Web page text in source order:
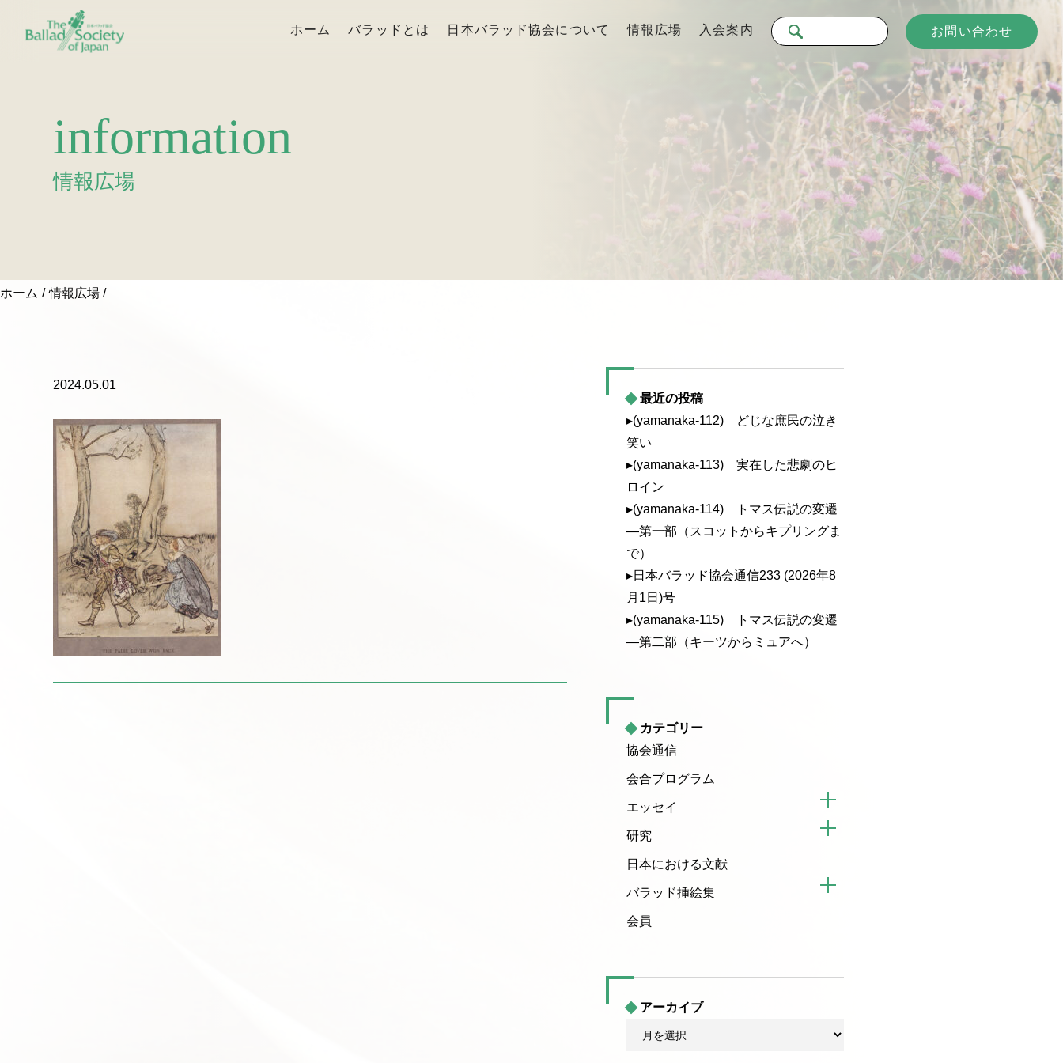
ホーム バラッドとは 日本バラッド協会について 情報広場 入会案内 お問い合わせ
information
情報広場
ホーム 情報広場
2024.05.01
最近の投稿
▸(yamanaka-112) どじな庶民の泣き
笑い
▸(yamanaka-113) 実在した悲劇のヒ
ロイン
▸(yamanaka-114) トマス伝説の変遷
—第一部（スコットからキプリングま
で）
▸日本バラッド協会通信233 (2026年8
月1日)号
▸(yamanaka-115) トマス伝説の変遷
—第二部（キーツからミュアへ）
カテゴリー
協会通信
会合プログラム
エッセイ
研究
日本における文献
バラッド挿絵集
会員
アーカイブ